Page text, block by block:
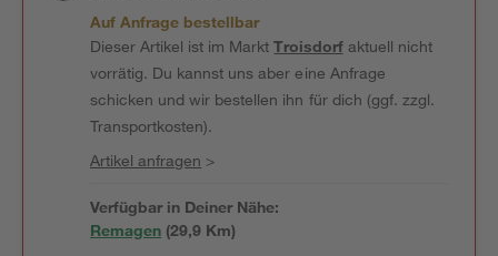
Auf Anfrage bestellbar
Dieser Artikel ist im MarktTroisdorfaktuell nicht
vorrätig. Du kannst uns aber eine Anfrage
schicken und wir bestellen ihn für dich (ggf. zzgl.
Transportkosten).
Artikel anfragen >
Verfügbar in Deiner Nähe:
Remagen (29,9 Km)